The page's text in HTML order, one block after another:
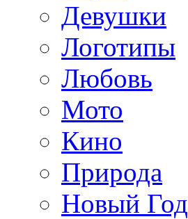
Девушки
Логотипы
Любовь
Мото
Кино
Природа
Новый Год